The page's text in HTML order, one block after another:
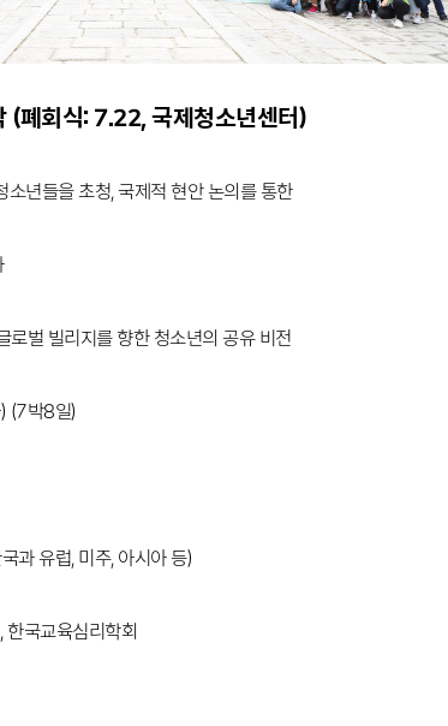
(폐회식: 7.22, 국제청소년센터)
년들을 초청, 국제적 현안 논의를 통한
로벌 빌리지를 향한 청소년의 공유 비전
(7박8일)
과 유럽, 미주, 아시아 등)
한국교육심리학회